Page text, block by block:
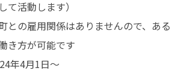
て活動します）
係はありませんので、ある
き方が可能です
年4月1日〜